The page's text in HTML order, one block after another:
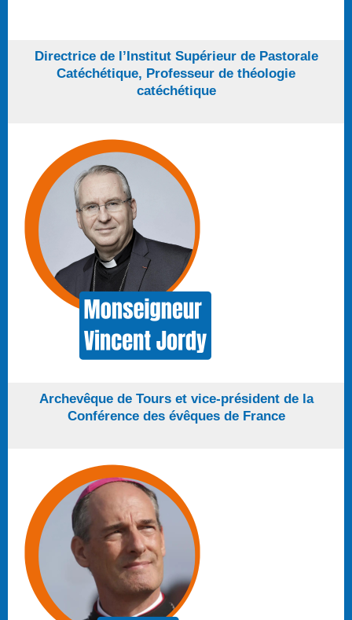
Directrice de l’Institut Supérieur de Pastorale
Catéchétique, Professeur de théologie
catéchétique
Archevêque de Tours et vice-président de la
Conférence des évêques de France